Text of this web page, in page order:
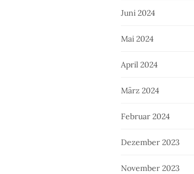
Juni 2024
Mai 2024
April 2024
März 2024
Februar 2024
Dezember 2023
November 2023